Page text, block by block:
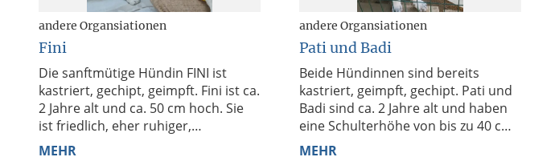
andere Organsiationen
Fini
Die sanftmütige Hündin FINI ist
kastriert, gechipt, geimpft. Fini ist ca.
2 Jahre alt und ca. 50 cm hoch. Sie
ist friedlich, eher ruhiger,
unkompliziert und versteht
MEHR
andere Organsiationen
Pati und Badi
Beide Hündinnen sind bereits
kastriert, geimpft, gechipt. Pati und
Badi sind ca. 2 Jahre alt und haben
eine Schulterhöhe von bis zu 40 cm.
Sie sind sozial, gehorsam,
MEHR